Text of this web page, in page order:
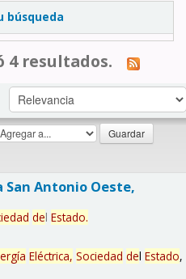
búsqueda
4 resultados.
Antonio Oeste,
del Estado.
Eléctrica, Sociedad del Estado,